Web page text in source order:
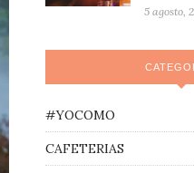
5 agosto,
#YOCOMO
CAFETERIAS